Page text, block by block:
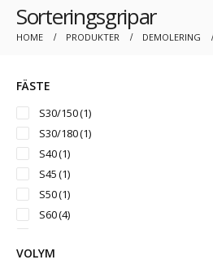
Sorteringsgripar
HOME PRODUKTER DEMOLERING
FÄSTE
S30/150(1)
S30/180(1)
S40(1)
S45(1)
S50(1)
S60(4)
S80
VOLYM